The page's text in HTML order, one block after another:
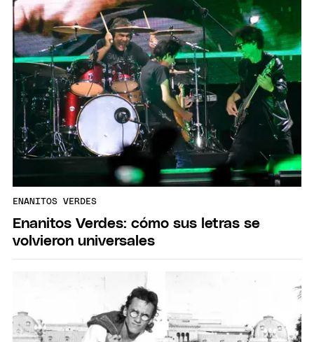
ENANITOS VERDES
Enanitos Verdes: cómo sus letras se
volvieron universales